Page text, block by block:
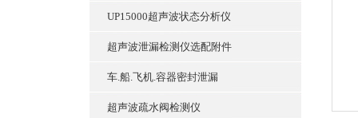
UP15000超声波状态分析仪
超声波泄漏检测仪选配附件
车.船.飞机.容器密封泄漏
超声波疏水阀检测仪